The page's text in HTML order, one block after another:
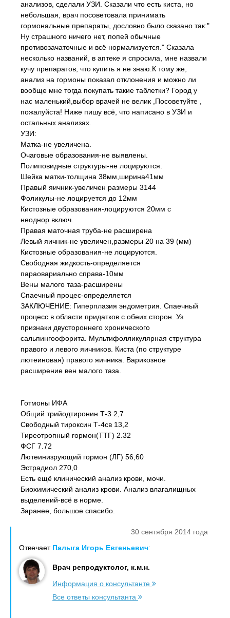
анализов, сделали УЗИ. Сказали что есть киста, но
небольшая, врач посоветовала принимать
гормональные препараты, дословно было сказано так:"
Ну страшного ничего нет, попей обычные
противозачаточные и всё нормализуется." Сказала
несколько названий, в аптеке я спросила, мне назвали
кучу препаратов, что купить я не знаю.К тому же,
анализ на гормоны показал отклонения и можно ли
вообще мне тогда покупать такие таблетки? Город у
нас маленький,выбор врачей не велик ,Посоветуйте ,
пожалуйста! Ниже пишу всё, что написано в УЗИ и
остальных анализах.
УЗИ:
Матка-не увеличена.
Очаговые образования-не выявлены.
Полиповидные структуры-не лоцируются.
Шейка матки-толщина 38мм,ширина41мм
Правый яичник-увеличен размеры 3144
Фоликулы-не лоцируется до 12мм
Кистозные образования-лоцируются 20мм с
неоднор.включ.
Правая маточная труба-не расширена
Левый яичник-не увеличен,размеры 20 на 39 (мм)
Кистозные образования-не лоцируются.
Свободная жидкость-определяется
параовариально справа-10мм
Вены малого таза-расширены
Спаечный процес-определяется
ЗАКЛЮЧЕНИЕ: Гиперплазия эндометрия. Спаечный
процесс в области придатков с обеих сторон. Уз
признаки двустороннего хронического
сальпингоофорита. Мультифолликулярная структура
правого и левого яичников. Киста (по структуре
лютеиновая) правого яичника. Варикозное
расширение вен малого таза.
Готмоны ИФА
Общий трийодтиронин Т-3 2,7
Свободный тироксин Т-4св 13,2
Тиреотропный гормон(ТТГ) 2.32
ФСГ 7.72
Лютеинизрующий гормон (ЛГ) 56,60
Эстрадиол 270,0
Есть ещё клинический анализ крови, мочи.
Биохимический анализ крови. Анализ влагалищных
выделений-всё в норме.
Заранее, большое спасибо.
30 сентября 2014 года
Отвечает Палыга Игорь Евгеньевич:
Врач репродуктолог, к.м.н.
Информация о консультанте
Все ответы консультанта